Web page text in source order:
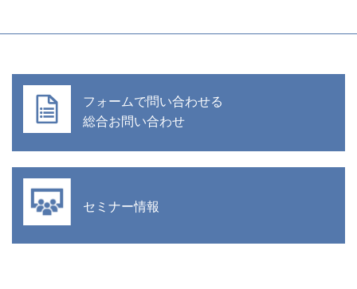
フォームで問い合わせる
総合お問い合わせ
セミナー情報